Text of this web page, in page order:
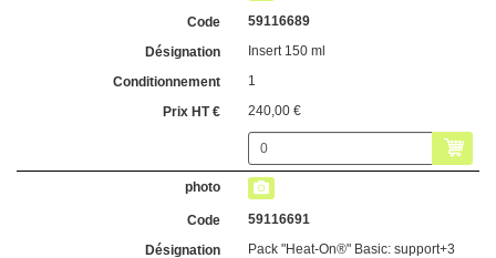
59116689
Insert 150 ml
1
240,00 €
59116691
Pack "Heat-On®" Basic: support+3